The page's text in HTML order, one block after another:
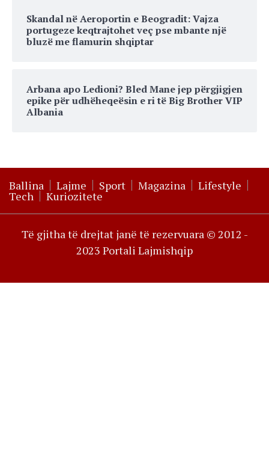
Skandal në Aeroportin e Beogradit: Vajza
portugeze keqtrajtohet veç pse mbante një
bluzë me flamurin shqiptar
Arbana apo Ledioni? Bled Mane jep përgjigjen
epike për udhëheqeësin e ri të Big Brother VIP
Albania
Ballina Lajme Sport Magazina Lifestyle
Tech Kuriozitete
Të gjitha të drejtat janë të rezervuara © 2012 -
2023 Portali Lajmishqip